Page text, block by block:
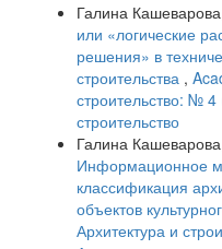
Галина
или «логические
решения» в
строительства ,
строительство: №
строительство
Галина
Информационное
классификация
объектов
Архитектура и